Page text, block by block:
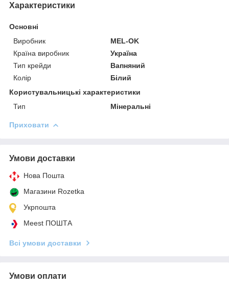
Характеристики
Основні
Виробник
MEL-OK
Країна виробник
Україна
Тип крейди
Вапняний
Колір
Білий
Користувальницькі характеристики
Тип
Мінеральні
Приховати
Умови доставки
Нова Пошта
Магазини Rozetka
Укрпошта
Meest ПОШТА
Всі умови доставки
Умови оплати